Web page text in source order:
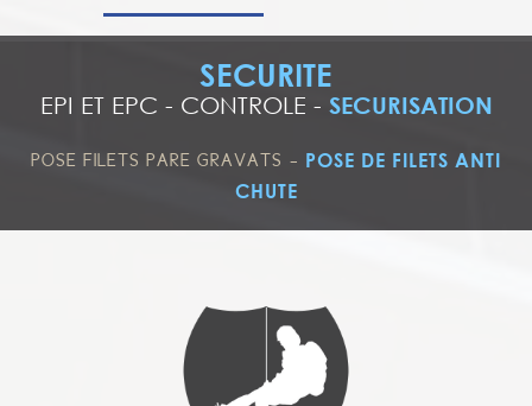
SECURITE
EPI ET EPC - CONTROLE - SECURISATION
POSE FILETS PARE GRAVATS - POSE DE FILETS ANTI
CHUTE